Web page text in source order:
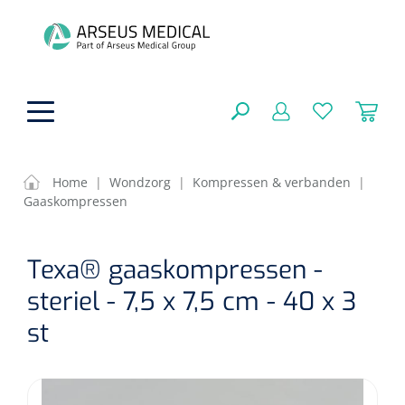
Functionele revalidatie
Hand/arm revalidatie
Incontinentiezorg
Eenmalige sondes
Instrumenten
FILTEREN
ZOEKRESULTATEN
Home | Wondzorg | Kompressen & verbanden
|
Gaaskompressen
Texa® gaaskompressen -
steriel - 7,5 x 7,5 cm - 40 x 3
st